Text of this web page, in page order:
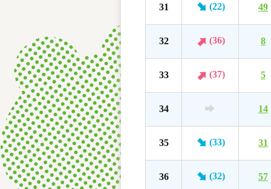
31 (22) 49
32 (36) 8
33 (37) 5
34 14
35 (33) 31
36 (32) 57